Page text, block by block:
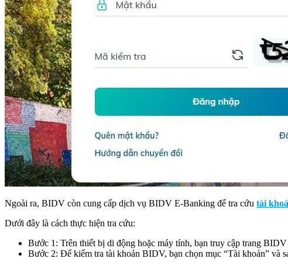
Ngoài ra, BIDV còn cung cấp dịch vụ BIDV E-Banking để tra cứu tài
Dưới đây là cách thực hiện tra cứu:
Bước 1: Trên thiết bị di động hoặc máy tính, bạn truy cập trang
Bước 2: Để kiểm tra tài khoản BIDV, bạn chọn mục “Tài khoản” và